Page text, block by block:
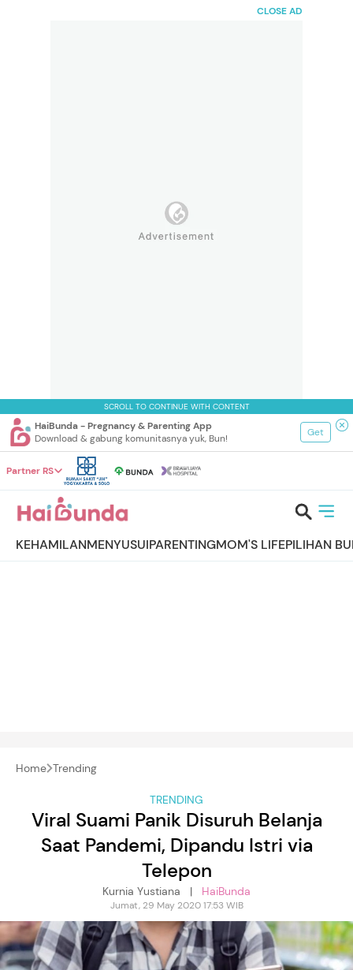
CLOSE AD
SCROLL TO CONTINUE WITH CONTENT
HaiBunda - Pregnancy & Parenting App
Download & gabung komunitasnya yuk, Bun!
Get
Partner RS
KEHAMILANMENYUSUIPARENTINGMOM'S LIFEPILIHAN
Home Trending
TRENDING
Viral Suami Panik Disuruh Belanja
Saat Pandemi, Dipandu Istri via
Telepon
Kurnia Yustiana | HaiBunda
Jumat, 29 May 2020 17:53 WIB